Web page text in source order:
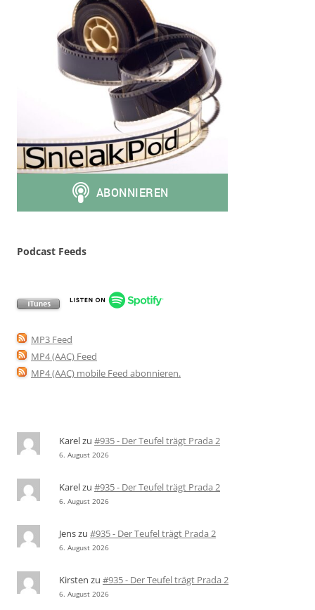
Podcast Feeds
MP3 Feed
MP4 (AAC) Feed
MP4 (AAC) mobile Feed abonnieren.
Karelzu #935 - Der Teufel trägt Prada 2
6. August 2026
Karelzu #935 - Der Teufel trägt Prada 2
6. August 2026
Jenszu #935 - Der Teufel trägt Prada 2
6. August 2026
Kirsten zu #935 - Der Teufel trägt Prada 2
6. August 2026